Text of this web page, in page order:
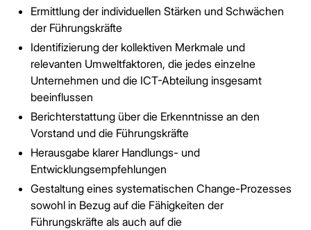
Ermittlung der individuellen Stärken und Schwächen
der Führungskräfte
Identifizierung der kollektiven Merkmale und
relevanten Umweltfaktoren, die jedes einzelne
Unternehmen und die ICT-Abteilung insgesamt
beeinflussen
Berichterstattung über die Erkenntnisse an den
Vorstand und die Führungskräfte
Herausgabe klarer Handlungs- und
Entwicklungsempfehlungen
Gestaltung eines systematischen Change-Prozesses
sowohl in Bezug auf die Fähigkeiten der
Führungskräfte als auch auf die